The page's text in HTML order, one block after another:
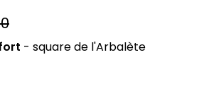
- square de l'Arbalète